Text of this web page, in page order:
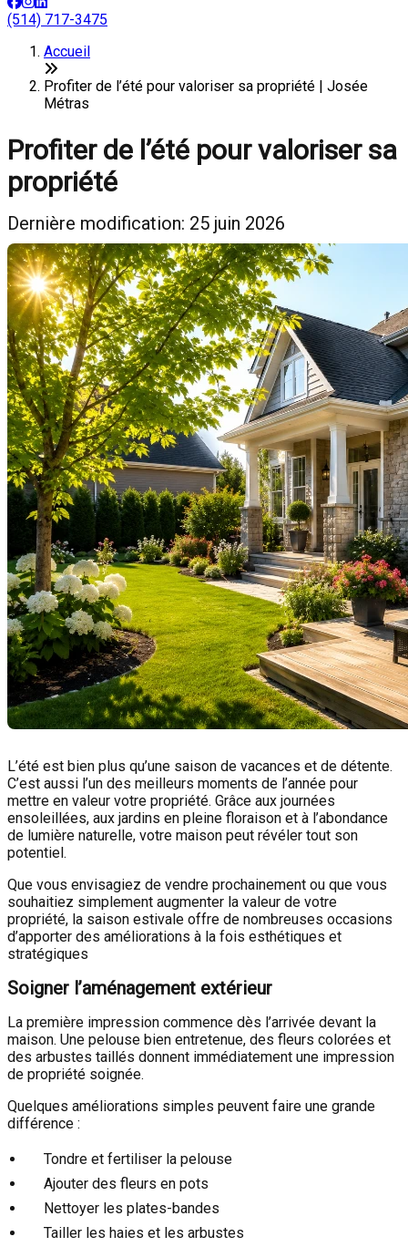
(514) 717-3475
Accueil
Profiter de l’été pour valoriser sa propriété | Josée
Métras
Profiter de l’été pour valoriser sa
propriété
Dernière modification: 25 juin 2026
L’été est bien plus qu’une saison de vacances et de détente.
C’est aussi l’un des meilleurs moments de l’année pour
mettre en valeur votre propriété. Grâce aux journées
ensoleillées, aux jardins en pleine floraison et à l’abondance
de lumière naturelle, votre maison peut révéler tout son
potentiel.
Que vous envisagiez de vendre prochainement ou que vous
souhaitiez simplement augmenter la valeur de votre
propriété, la saison estivale offre de nombreuses occasions
d’apporter des améliorations à la fois esthétiques et
stratégiques
Soigner l’aménagement extérieur
La première impression commence dès l’arrivée devant la
maison. Une pelouse bien entretenue, des fleurs colorées et
des arbustes taillés donnent immédiatement une impression
de propriété soignée.
Quelques améliorations simples peuvent faire une grande
différence :
Tondre et fertiliser la pelouse
Ajouter des fleurs en pots
Nettoyer les plates-bandes
Tailler les haies et les arbustes